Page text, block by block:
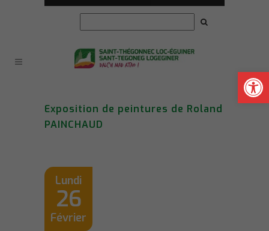
Ouvrir
Exposition de peintures de Roland
PAINCHAUD
Lundi
26
Février